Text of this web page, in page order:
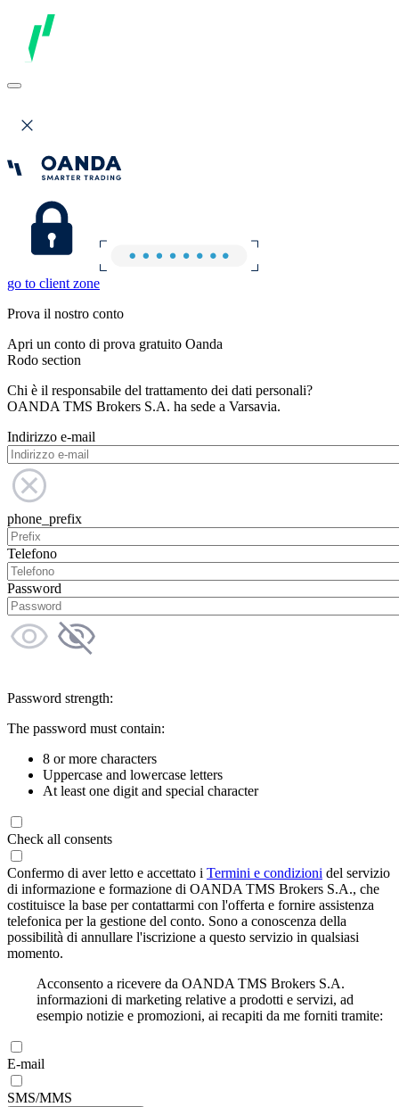
go to client zone
Prova il nostro conto
Apri un conto di prova gratuito Oanda
Rodo section
Chi è il responsabile del trattamento dei dati personali?
OANDA TMS Brokers S.A. ha sede a Varsavia.
Indirizzo e-mail
phone_prefix
Telefono
Password
Password strength:
The password must contain:
8 or more characters
Uppercase and lowercase letters
At least one digit and special character
Check all consents
Confermo di aver letto e accettato i Termini e condizioni del servizio
di informazione e formazione di OANDA TMS Brokers S.A., che
costituisce la base per contattarmi con l'offerta e fornire assistenza
telefonica per la gestione del conto. Sono a conoscenza della
possibilità di annullare l'iscrizione a questo servizio in qualsiasi
momento.
Acconsento a ricevere da OANDA TMS Brokers S.A.
informazioni di marketing relative a prodotti e servizi, ad
esempio notizie e promozioni, ai recapiti da me forniti tramite:
E-mail
SMS/MMS